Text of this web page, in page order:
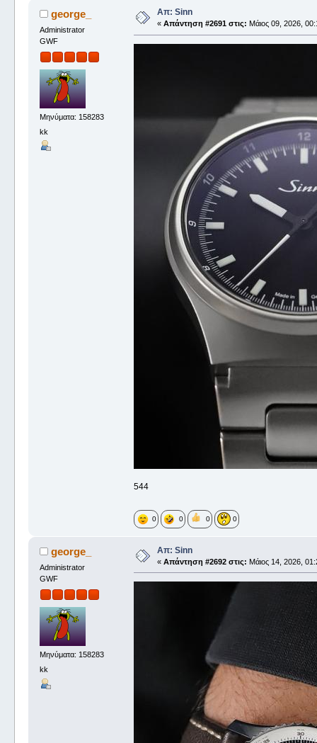
george_
Administrator
GWF
Μηνύματα: 158283
kk
Απ: Sinn
« Απάντηση #2691 στις: Μάιος 09, 2026,
544
0 0 0 0
george_
Administrator
GWF
Μηνύματα: 158283
kk
Απ: Sinn
« Απάντηση #2692 στις: Μάιος 14, 2026,